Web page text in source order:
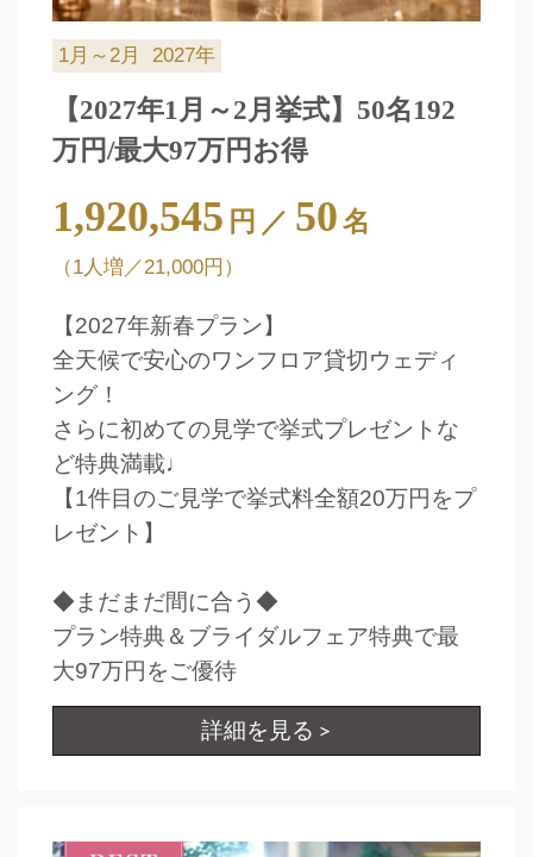
1月～2月 2027年
【2027年1月～2月挙式】50名192
万円/最大97万円お得
1,920,545 円 ／ 50 名
（1人増／21,000円）
【2027年新春プラン】
全天候で安心のワンフロア貸切ウェディ
ング！
さらに初めての見学で挙式プレゼントな
ど特典満載♩
【1件目のご見学で挙式料全額20万円をプ
レゼント】
◆まだまだ間に合う◆
プラン特典＆ブライダルフェア特典で最
大97万円をご優待
詳細を見る